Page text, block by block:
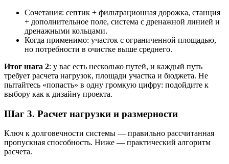
Сочетания: септик + фильтрационная дорожка, станция
+ дополнительное поле, система с дренажной линией и
дренажными кольцами.
Когда применимо: участок с ограниченной площадью,
но потребности в очистке выше среднего.
Итог шага 2: у вас есть несколько путей, и каждый путь
требует расчета нагрузок, площади участка и бюджета. Не
пытайтесь «попасть» в одну громкую цифру: подойдите к
выбору как к дизайну проекта.
Шаг 3. Расчет нагрузки и размерности
Ключ к долговечности системы — правильно рассчитанная
пропускная способность. Ниже — практический алгоритм
расчета.